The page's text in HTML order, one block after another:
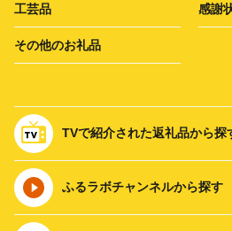
工芸品 感謝
その他のお礼品
TVで紹介された返礼品から探
ふるラボチャンネルから探す